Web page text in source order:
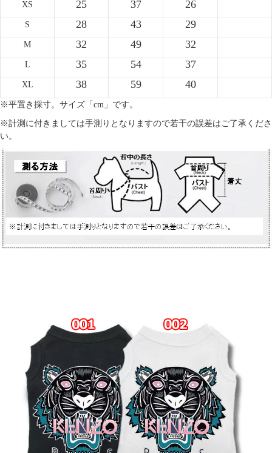
XS 25 37 26
S 28 43 29
M 32 49 32
L 35 54 37
XL 38 59 40
※平置き採寸。サイズ「cm」です。
※計測に付きましては手測りとなりますので若干の誤差はご了承くださ
い。